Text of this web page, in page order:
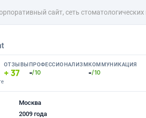
сайт, сеть стоматологических
ОТЗЫВЫ
37
ПРОФЕССИОНАЛИЗМ
-/10
КОММУНИКАЦИЯ
-/10
Москва
2009 года